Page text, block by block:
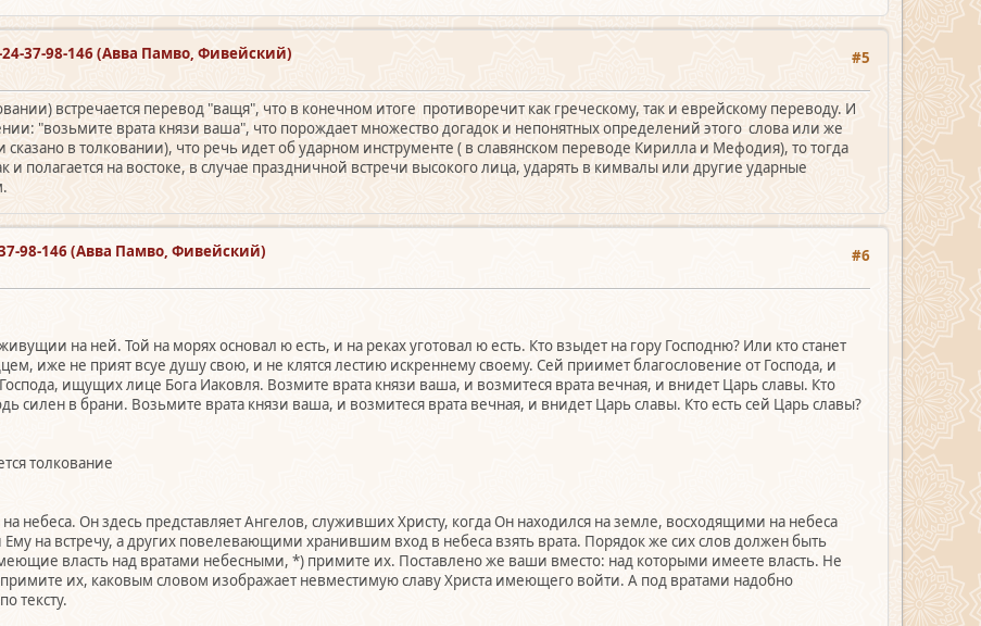
#5
37-98-146 (Авва Памво, Фивейский)
встречается перевод "ващя", что в конечном итоге противоречит как греческому, так и еврейскому переводу. И
"возьмите врата князи ваша", что порождает множество догадок и непонятных определений этого слова или же
сказано в толковании), что речь идет об ударном инструменте ( в славянском переводе Кирилла и Мефодия), то тогда
и полагается на востоке, в случае праздничной встречи высокого лица, ударять в кимвалы или другие ударные
#6
98-146 (Авва Памво, Фивейский)
на ней. Той на морях основал ю есть, и на реках уготовал ю есть. Кто взыдет на гору Господню? Или кто станет
иже не прият всуе душу свою, и не клятся лестию искреннему своему. Сей приимет благословение от Господа, и
ищущих лице Бога Иаковля. Возмите врата князи ваша, и возмитеся врата вечная, и внидет Царь славы. Кто
силен в брани. Возьмите врата князи ваша, и возмитеся врата вечная, и внидет Царь славы. Кто есть сей Царь славы?
толкование
небеса. Он здесь представляет Ангелов, служивших Христу, когда Он находился на земле, восходящими на небеса
на встречу, а других повелевающими хранившим вход в небеса взять врата. Порядок же сих слов должен быть
власть над вратами небесными, *) примите их. Поставлено же ваши вместо: над которыми имеете власть. Не
их, каковым словом изображает невместимую славу Христа имеющего войти. А под вратами надобно
тексту.